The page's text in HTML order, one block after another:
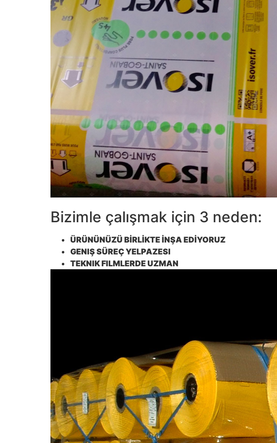
Bizimle çalışmak için 3 neden:
ÜRÜNÜNÜZÜ BİRLİKTE İNŞA EDİYORUZ
GENIŞ SÜREÇ YELPAZESI
TEKNIK FILMLERDE UZMAN